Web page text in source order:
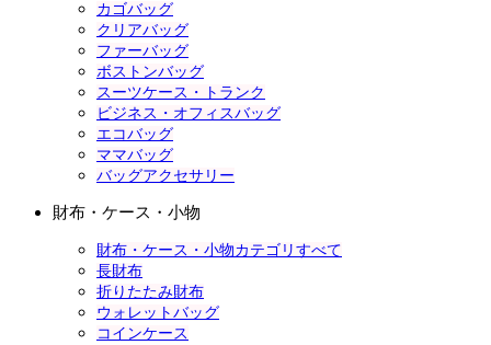
カゴバッグ
クリアバッグ
ファーバッグ
ボストンバッグ
スーツケース・トランク
ビジネス・オフィスバッグ
エコバッグ
ママバッグ
バッグアクセサリー
財布・ケース・小物
財布・ケース・小物カテゴリすべて
長財布
折りたたみ財布
ウォレットバッグ
コインケース